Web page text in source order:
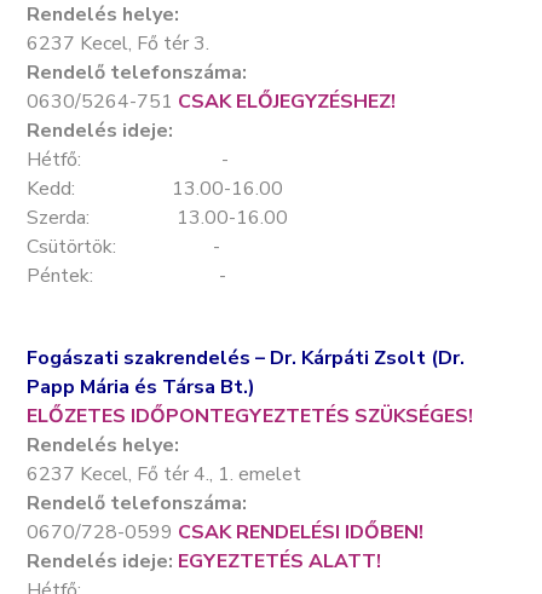
Rendelés helye:
6237 Kecel, Fő tér 3.
Rendelő telefonszáma:
0630/5264-751 CSAK ELŐJEGYZÉSHEZ!
Rendelés ideje:
Hétfő: -
Kedd: 13.00-16.00
Szerda: 13.00-16.00
Csütörtök: -
Péntek: -
Fogászati szakrendelés – Dr. Kárpáti Zsolt (Dr.
Papp Mária és Társa Bt.)
ELŐZETES IDŐPONTEGYEZTETÉS SZÜKSÉGES!
Rendelés helye:
6237 Kecel, Fő tér 4., 1. emelet
Rendelő telefonszáma:
0670/728-0599 CSAK RENDELÉSI IDŐBEN!
Rendelés ideje: EGYEZTETÉS ALATT!